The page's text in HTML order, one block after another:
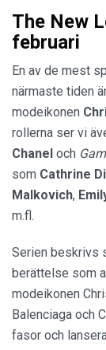
The New
februari
En av de mest
närmaste tiden
modeikonen
rollerna ser vi
Chanel och
som Cathrine
Malkovich,
m.fl.
Serien beskrivs
berättelse som
modeikonen
Balenciaga och
fasor och